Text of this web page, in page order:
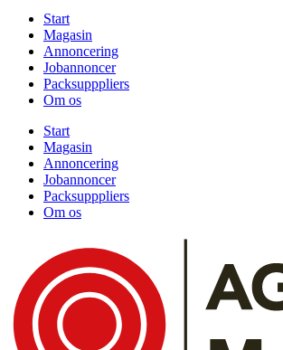
Start
Magasin
Annoncering
Jobannoncer
Packsupppliers
Om os
Start
Magasin
Annoncering
Jobannoncer
Packsupppliers
Om os